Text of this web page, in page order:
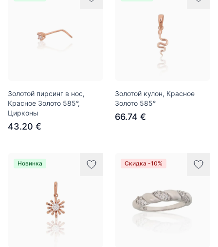
Золотой пирсинг в нос,
Красное Золото 585°,
Цирконы
43.20 €
Золотой кулон, Красное
Золото 585°
66.74 €
Новинка Скидка -10%